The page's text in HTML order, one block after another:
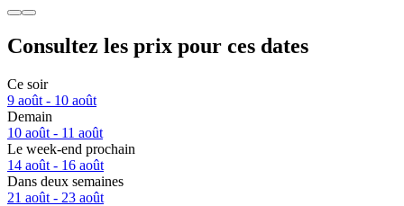
Consultez les prix pour ces dates
Ce soir
9 août - 10 août
Demain
10 août - 11 août
Le week-end prochain
14 août - 16 août
Dans deux semaines
21 août - 23 août